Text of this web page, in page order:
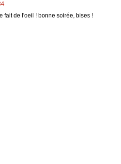
fait de l'oeil ! bonne soirée, bises !